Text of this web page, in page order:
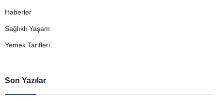
Haberler
Sağlıklı Yaşam
Yemek Tarifleri
Son Yazılar